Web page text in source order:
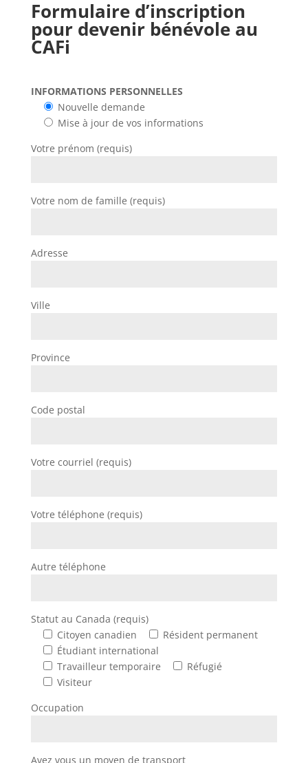
Formulaire d’inscription
pour devenir bénévole au
CAFi
INFORMATIONS PERSONNELLES
Nouvelle demande
Mise à jour de vos informations
Votre prénom (requis)
Votre nom de famille (requis)
Adresse
Ville
Province
Code postal
Votre courriel (requis)
Votre téléphone (requis)
Autre téléphone
Statut au Canada (requis)
Citoyen canadien
Résident permanent
Étudiant international
Travailleur temporaire
Réfugié
Visiteur
Occupation
Avez vous un moyen de transport